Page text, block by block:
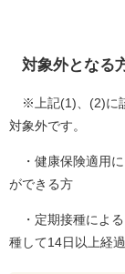
対象外となる
※上記(1)、(2)に
対象外です。
・健康保険適用に
ができる方
・定期接種による
種して14日以上経